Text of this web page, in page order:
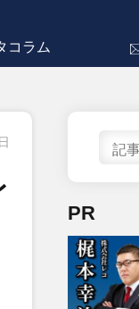
コラム
PR